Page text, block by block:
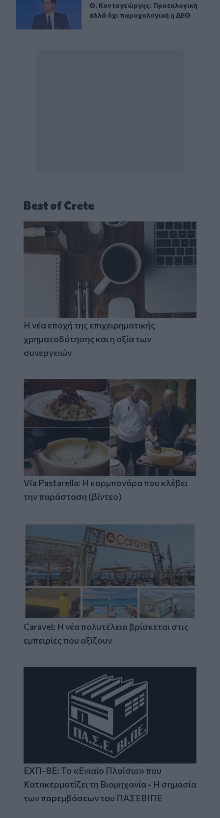
Θ. Κοντογεώργης: Προεκλογική
Θ. Κοντογεώργης: Προεκλογική
αλλά όχι παροχολογική η ΔΕΘ
Best of Crete
Η νέα εποχή της επιχειρηματικής
χρηματοδότησης και η αξία των
συνεργειών
Via Pastarella: Η καρμπονάρα που κλέβει
την παράσταση (βίντεο)
Caravel: Η νέα πολυτέλεια βρίσκεται στις
εμπειρίες που αξίζουν
ΕΧΠ-ΒΕ: Το «Ενιαίο Πλαίσιο» που
Κατακερματίζει τη Βιομηχανία - Η σημασία
των παρεμβάσεων του ΠΑΣΕΒΙΠΕ